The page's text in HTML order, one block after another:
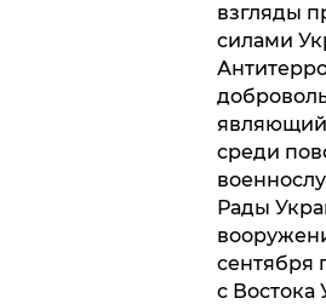
взгляды
силами
среди
Рады
сентября
с